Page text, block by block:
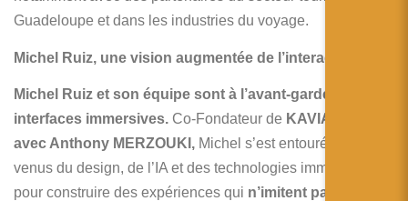
Guadeloupe et dans les industries du voyage.
Michel Ruiz, une vision augmentée de l’interaction
Michel Ruiz et son équipe sont à l’avant-garde des
interfaces immersives. Co-Fondateur de KAVIAR TECH
avec Anthony MERZOUKI, Michel s’est entouré de talents
venus du design, de l’IA et des technologies immersives
pour construire des expériences qui n’imitent pas